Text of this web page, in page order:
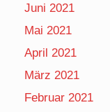
Juni 2021
Mai 2021
April 2021
März 2021
Februar 2021